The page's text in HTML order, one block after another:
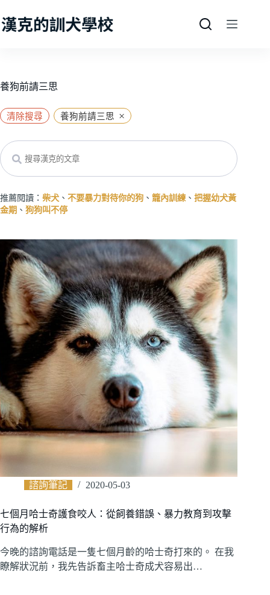
至
容
養狗前請三思
清除搜尋 養狗前請三思 ×
Search
推薦閱讀： 柴犬 、 不要暴力對待你的狗 、 籠內訓練 、 把握幼犬黃
金期 、 狗狗叫不停
諮詢筆記 2020-05-03
七個月哈士奇護食咬人：從飼養錯誤、暴力教育到攻擊
行為的解析
今晚的諮詢電話是一隻七個月齡的哈士奇打來的。 在我
瞭解狀況前，我先告訴畜主哈士奇成犬容易出…